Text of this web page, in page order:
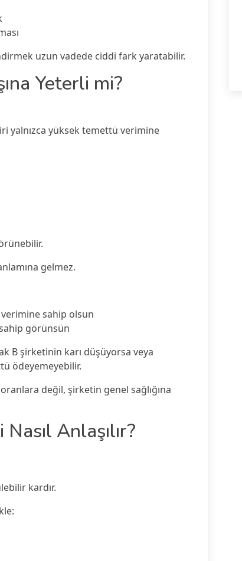
uzun vadede ciddi fark yaratabilir.
Yeterli mi?
yalnızca yüksek temettü verimine
gelmez.
sahip olsun
görünsün
B şirketinin karı düşüyorsa veya
ödeyemeyebilir.
değil, şirketin genel sağlığına
Anlaşılır?
kardır.